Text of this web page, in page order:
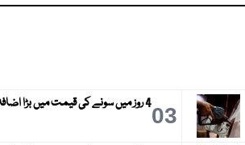
034 روز میں سونے کی قیمت میں بڑا اضافہ